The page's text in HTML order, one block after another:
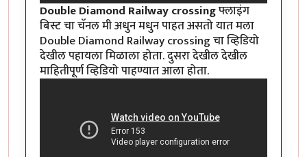
Double Diamond Railway crossingफ्लाइंग
बिस्ट चा चॅनल मी अधुन मधुन पाहत असतो यात मला
Double Diamond Railway crossing चा व्हिडियो
देखील पहायला मिळाला होता. दुसरा देखील देखील
माहितीपूर्ण व्हिडियो पाहण्यात आला होता.